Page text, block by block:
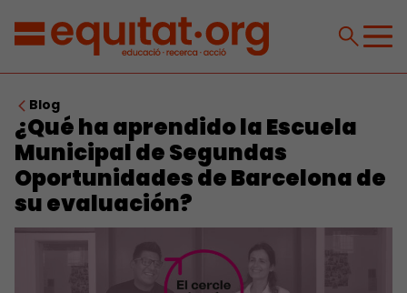
Blog
¿Qué ha aprendido la Escuela
Municipal de Segundas
Oportunidades de Barcelona de
su evaluación?